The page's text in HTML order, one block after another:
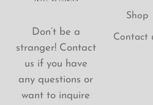
Don’t be a
stranger! Contact
us if you have
any questions or
want to inquire
Shop
Contact